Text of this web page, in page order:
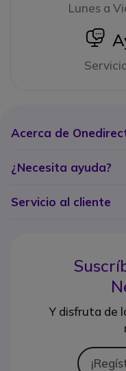
Lunes a
Acerca de
¿Necesita ayuda?
Servicio al cliente
Y disfruta de